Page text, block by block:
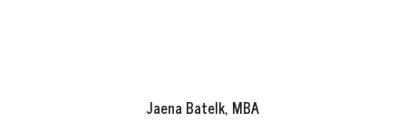
Jaena Batelk, MBA